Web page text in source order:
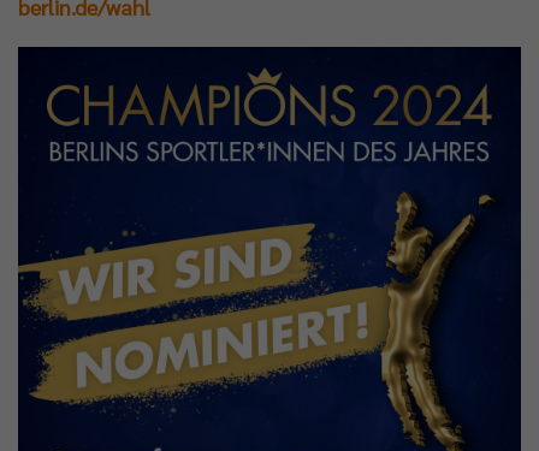
berlin.de/wahl